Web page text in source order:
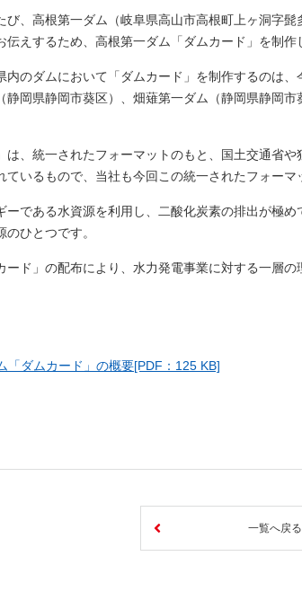
び、高根第一ダム（岐阜県高山市高根町上ヶ洞字
伝えするため、高根第一ダム「ダムカード」を制
内のダムにおいて「ダムカード」を制作するのは
静岡県静岡市葵区）、畑薙第一ダム（静岡県静岡
は、統一されたフォーマットのもと、国土交通省
ているもので、当社も今回この統一されたフォーマ
ーである水資源を利用し、二酸化炭素の排出が極
のひとつです。
ード」の配布により、水力発電事業に対する一層の
「ダムカード」の概要[PDF：125 KB]
一覧へ戻る